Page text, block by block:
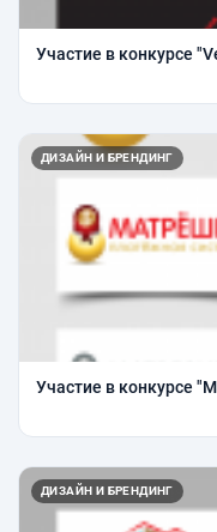
Участие в конкурсе
ДИЗАЙН И БРЕНДИНГ
Участие в конкурсе
ДИЗАЙН И БРЕНДИНГ